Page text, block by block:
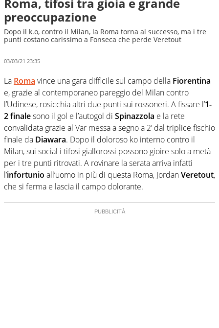
preoccupazione
Dopo il k.o, contro il Milan, la Roma torna al successo, ma i tre
punti costano carissimo a Fonseca che perde Veretout
03/03/21 23:35
La Roma vince una gara difficile sul campo della Fiorentina
e, grazie al contemporaneo pareggio del Milan contro
l’Udinese, rosicchia altri due punti sui rossoneri. A fissare l’1-
2 finalesono il gol e l’autogol di Spinazzola e la rete
convalidata grazie al Var messa a segno a 2’ dal triplice fischio
finale da Diawara. Dopo il doloroso ko interno contro il
Milan, sui social i tifosi giallorossi possono gioire solo a metà
per i tre punti ritrovati. A rovinare la serata arriva infatti
l’infortunio all’uomo in più di questa Roma, JordanVeretout,
che si ferma e lascia il campo dolorante.